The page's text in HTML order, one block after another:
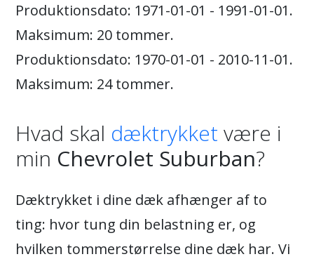
Produktionsdato: 1971-01-01 - 1991-01-01.
Maksimum: 20 tommer.
Produktionsdato: 1970-01-01 - 2010-11-01.
Maksimum: 24 tommer.
Hvad skal dæktrykket være i
min Chevrolet Suburban?
Dæktrykket i dine dæk afhænger af to
ting: hvor tung din belastning er, og
hvilken tommerstørrelse dine dæk har. Vi